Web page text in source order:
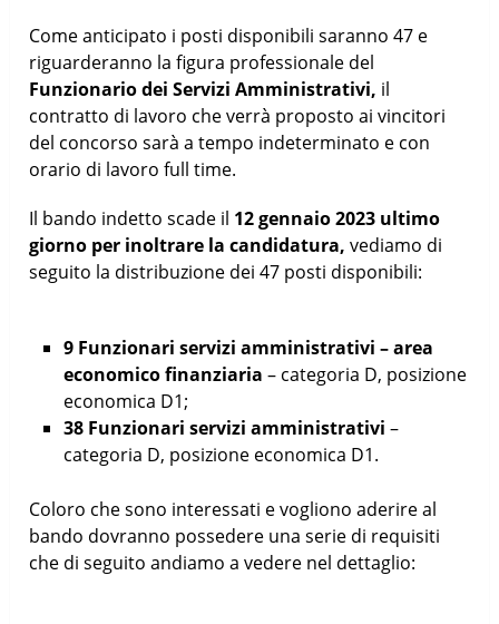
Come anticipato i posti disponibili saranno 47 e
riguarderanno la figura professionale del
Funzionario dei Servizi Amministrativi, il
contratto di lavoro che verrà proposto ai vincitori
del concorso sarà a tempo indeterminato e con
orario di lavoro full time.
Il bando indetto scade il 12 gennaio 2023 ultimo
giorno per inoltrare la candidatura,vediamo di
seguito la distribuzione dei 47 posti disponibili:
9 Funzionari servizi amministrativi – area
economico finanziaria – categoria D, posizione
economica D1;
38 Funzionari servizi amministrativi –
categoria D, posizione economica D1.
Coloro che sono interessati e vogliono aderire al
bando dovranno possedere una serie di requisiti
che di seguito andiamo a vedere nel dettaglio: